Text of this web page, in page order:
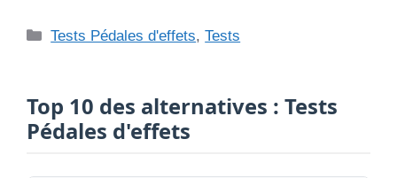
Catégories
Tests Pédales d'effets,Tests
Top 10 des alternatives : Tests
Pédales d'effets